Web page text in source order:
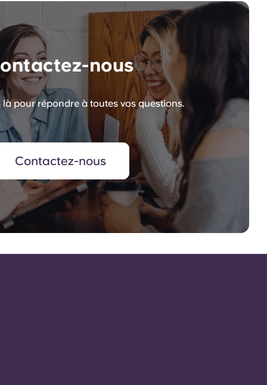
nous
là pour répondre à toutes vos questions.
Contactez-nous